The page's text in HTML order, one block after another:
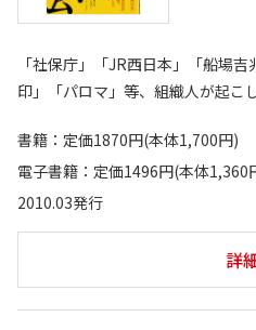
「社保庁」「JR西日本」「船場
印」「パロマ」等、組織人が起こ
書籍：定価1870円(本体1,700円)
電子書籍：定価1496円(本体1,360
2010.03発行
詳